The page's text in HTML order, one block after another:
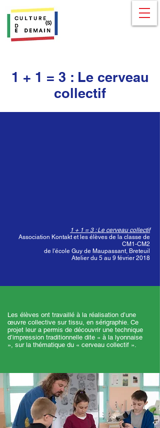
1 + 1 = 3 : Le cerveau
collectif
1 + 1 = 3 : Le cerveau collectif
Association Kontakt et les élèves de la classe de
CM1-CM2
de l'école Guy de Maupassant, Breteuil
Atelier du 5 au 9 février 2018
Les élèves ont travaillé à la réalisation d’une
œuvre collective sur tissu, en sérigraphie. Ce
projet leur a permis de découvrir une technique
d’impression traditionnelle dite « à la lyonnaise
», sur la thématique du « cerveau collectif ».